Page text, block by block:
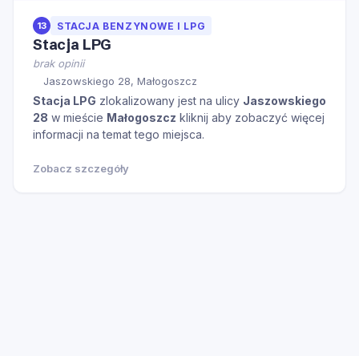
13 STACJA BENZYNOWE I LPG
Stacja LPG
brak opinii
Jaszowskiego 28, Małogoszcz
Stacja LPG zlokalizowany jest na ulicy Jaszowskiego
28 w mieście Małogoszcz kliknij aby zobaczyć więcej
informacji na temat tego miejsca.
Zobacz szczegóły